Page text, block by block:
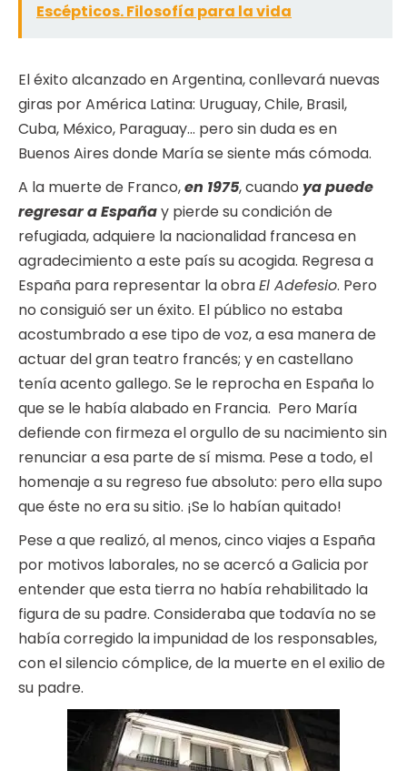
Escépticos. Filosofía para la vida
El éxito alcanzado en Argentina, conllevará nuevas
giras por América Latina: Uruguay, Chile, Brasil,
Cuba, México, Paraguay… pero sin duda es en
Buenos Aires donde María se siente más cómoda.
A la muerte de Franco,en 1975, cuando ya puede
regresar a Españay pierde su condición de
refugiada, adquiere la nacionalidad francesa en
agradecimiento a este país su acogida. Regresa a
España para representar la obraEl Adefesio. Pero
no consiguió ser un éxito. El público no estaba
acostumbrado a ese tipo de voz, a esa manera de
actuar del gran teatro francés; y en castellano
tenía acento gallego. Se le reprocha en España lo
que se le había alabado en Francia. Pero María
defiende con firmeza el orgullo de su nacimiento sin
renunciar a esa parte de sí misma. Pese a todo, el
homenaje a su regreso fue absoluto: pero ella supo
que éste no era su sitio. ¡Se lo habían quitado!
Pese a que realizó, al menos, cinco viajes a España
por motivos laborales, no se acercó a Galicia por
entender que esta tierra no había rehabilitado la
figura de su padre. Consideraba que todavía no se
había corregido la impunidad de los responsables,
con el silencio cómplice, de la muerte en el exilio de
su padre.